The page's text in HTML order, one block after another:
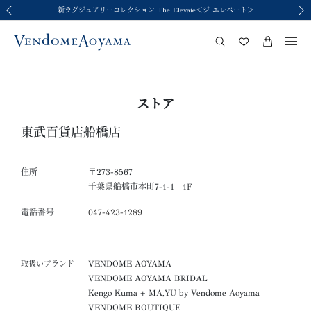
2026年春夏コレクション Brise-légère
令和8年熊本地震の影響による荷物のお届けについて
新ラグジュアリーコレクション The Elevate＜ジ エレベート＞
2026年春夏コレクション Brise-légère
令和8年熊本地震の影響による荷物のお届けについて
ストア
東武百貨店船橋店
住所
〒273-8567
千葉県船橋市本町7-1-1 1F
電話番号 047-423-1289
取扱いブランド
VENDOME AOYAMA
VENDOME AOYAMA BRIDAL
Kengo Kuma + MA,YU by Vendome Aoyama
VENDOME BOUTIQUE